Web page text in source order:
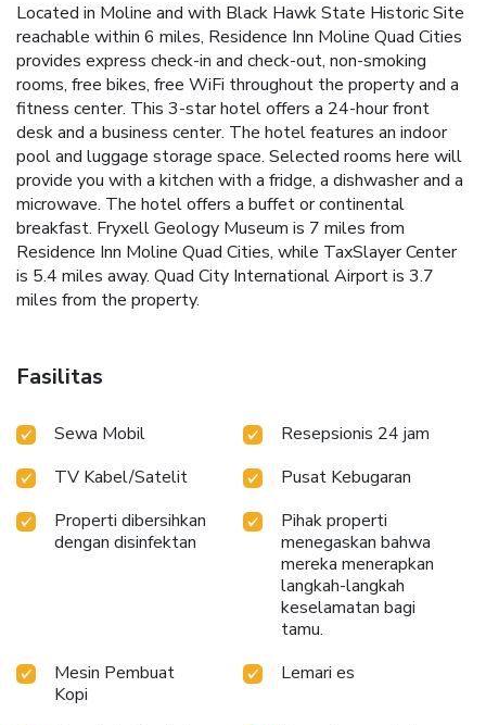
Located in Moline and with Black Hawk State Historic Site
reachable within 6 miles, Residence Inn Moline Quad Cities
provides express check-in and check-out, non-smoking
rooms, free bikes, free WiFi throughout the property and a
fitness center. This 3-star hotel offers a 24-hour front
desk and a business center. The hotel features an indoor
pool and luggage storage space. Selected rooms here will
provide you with a kitchen with a fridge, a dishwasher and a
microwave. The hotel offers a buffet or continental
breakfast. Fryxell Geology Museum is 7 miles from
Residence Inn Moline Quad Cities, while TaxSlayer Center
is 5.4 miles away. Quad City International Airport is 3.7
miles from the property.
Fasilitas
Sewa Mobil
Resepsionis 24 jam
TV Kabel/Satelit
Pusat Kebugaran
Properti dibersihkan
dengan disinfektan
Pihak properti
menegaskan bahwa
mereka menerapkan
langkah-langkah
keselamatan bagi
tamu.
Mesin Pembuat
Kopi
Lemari es